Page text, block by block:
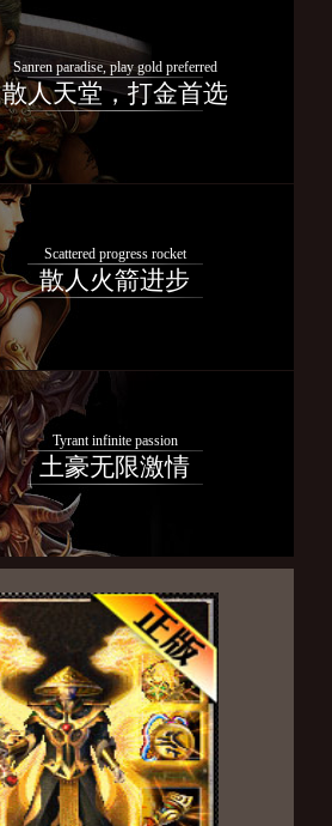
Sanren paradise, play gold preferred
散人天堂，打金首选
Scattered progress rocket
散人火箭进步
Tyrant infinite passion
土豪无限激情